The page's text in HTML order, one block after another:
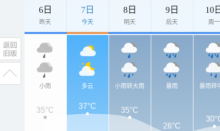
6日
昨天
7日
今天
8日
明天
9日
后天
10
周一
小雨 多云 小雨转大雨 暴雨 暴雨转
35°C 37°C 35°C
26°C